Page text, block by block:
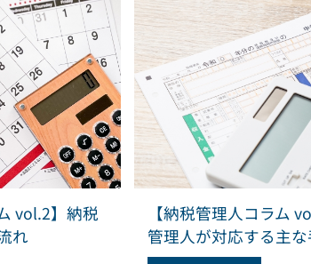
vol.2】納税
れ
【納税管理人コラム
管理人が対応する主な